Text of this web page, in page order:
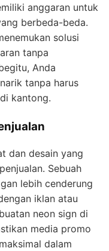
anggaran untuk
berbeda-beda.
solusi
tanpa
Anda
tanpa harus
kantong.
dan desain yang
Sebuah
lebih cenderung
iklan atau
neon sign di
media promo
dalam